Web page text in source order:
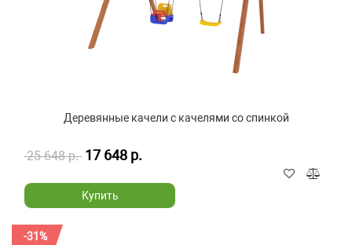
Деревянные качели с качелями со спинкой
25 648 р. 17 648 р.
Купить
-31%